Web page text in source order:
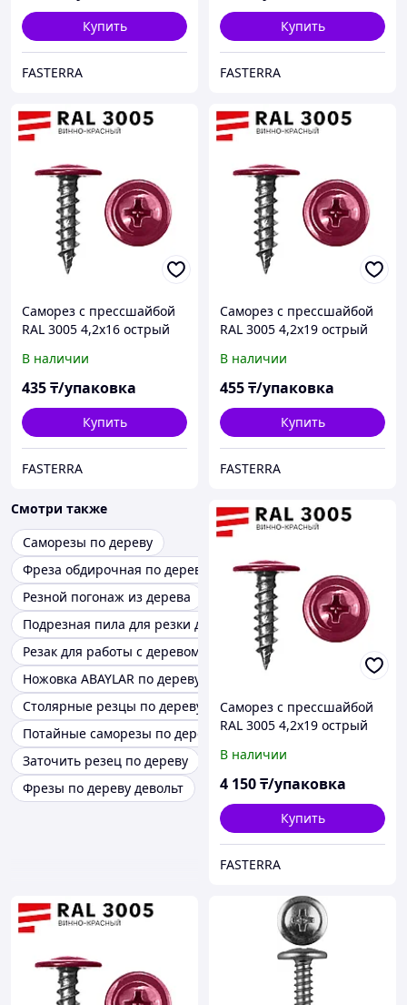
Купить
FASTERRA
Купить
FASTERRA
Саморез с прессшайбой
RAL 3005 4,2х16 острый
В наличии
435₸/упаковка
Купить
FASTERRA
Саморез с прессшайбой
RAL 3005 4,2х19 острый
В наличии
455₸/упаковка
Купить
FASTERRA
Смотри также
Саморезы по дереву
Фреза обдирочная по дереву на дрель
Резной погонаж из дерева
Подрезная пила для резки дерева
Резак для работы с деревом
Ножовка ABAYLAR по дереву
Столярные резцы по дереву
Потайные саморезы по дереву
Заточить резец по дереву
Фрезы по дереву девольт
Саморез с прессшайбой
RAL 3005 4,2х19 острый
В наличии
4 150₸/упаковка
Купить
FASTERRA